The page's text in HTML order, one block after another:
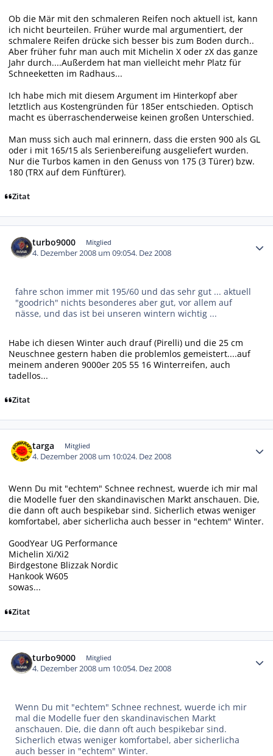
Ob die Mär mit den schmaleren Reifen noch aktuell ist, kann
ich nicht beurteilen. Früher wurde mal argumentiert, der
schmalere Reifen drücke sich besser bis zum Boden durch..
Aber früher fuhr man auch mit Michelin X oder zX das ganze
Jahr durch....Außerdem hat man vielleicht mehr Platz für
Schneeketten im Radhaus...
Ich habe mich mit diesem Argument im Hinterkopf aber
letztlich aus Kostengründen für 185er entschieden. Optisch
macht es überraschenderweise keinen großen Unterschied.
Man muss sich auch mal erinnern, dass die ersten 900 als GL
oder i mit 165/15 als Serienbereifung ausgeliefert wurden.
Nur die Turbos kamen in den Genuss von 175 (3 Türer) bzw.
180 (TRX auf dem Fünftürer).
Zitat
turbo9000 Mitglied
4. Dezember 2008 um 09:054. Dez 2008
fahre schon immer mit 195/60 und das sehr gut ... aktuell
"goodrich" nichts besonderes aber gut, vor allem auf
nässe, und das ist bei unseren wintern wichtig ...
Habe ich diesen Winter auch drauf (Pirelli) und die 25 cm
Neuschnee gestern haben die problemlos gemeistert....auf
meinem anderen 9000er 205 55 16 Winterreifen, auch
tadellos...
Zitat
targa Mitglied
4. Dezember 2008 um 10:024. Dez 2008
Wenn Du mit "echtem" Schnee rechnest, wuerde ich mir mal
die Modelle fuer den skandinavischen Markt anschauen. Die,
die dann oft auch bespikebar sind. Sicherlich etwas weniger
komfortabel, aber sicherlicha auch besser in "echtem" Winter.
GoodYear UG Performance
Michelin Xi/Xi2
Birdgestone Blizzak Nordic
Hankook W605
sowas...
Zitat
turbo9000 Mitglied
4. Dezember 2008 um 10:054. Dez 2008
Wenn Du mit "echtem" Schnee rechnest, wuerde ich mir
mal die Modelle fuer den skandinavischen Markt
anschauen. Die, die dann oft auch bespikebar sind.
Sicherlich etwas weniger komfortabel, aber sicherlicha
auch besser in "echtem" Winter.